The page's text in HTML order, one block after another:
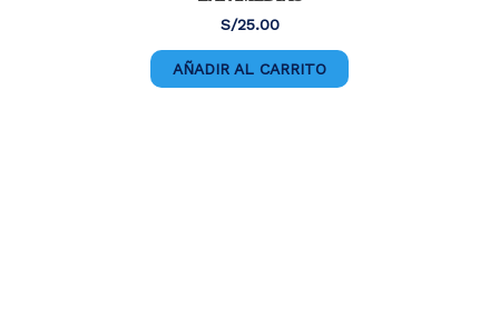
S/25.00
AÑADIR AL CARRITO